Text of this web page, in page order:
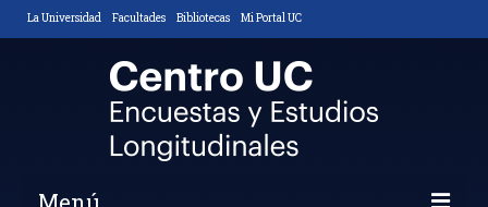
La Universidad Facultades Bibliotecas Mi Portal UC